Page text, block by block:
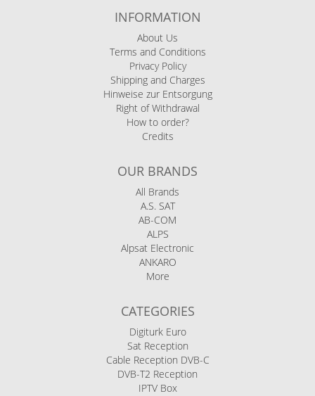
INFORMATION
About Us
Terms and Conditions
Privacy Policy
Shipping and Charges
Hinweise zur Entsorgung
Right of Withdrawal
How to order?
Credits
OUR BRANDS
All Brands
A.S. SAT
AB-COM
ALPS
Alpsat Electronic
ANKARO
More
CATEGORIES
Digiturk Euro
Sat Reception
Cable Reception DVB-C
DVB-T2 Reception
IPTV Box